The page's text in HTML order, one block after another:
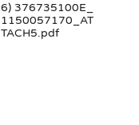
6) 376735100E_
1150057170_AT
TACH5.pdf